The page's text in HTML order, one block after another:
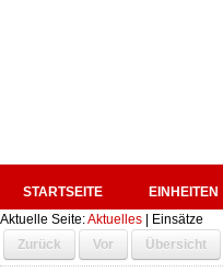
STARTSEITE EINHEITEN
Aktuelle Seite:Aktuelles
Einsätze
Zurück
Vor Übersicht